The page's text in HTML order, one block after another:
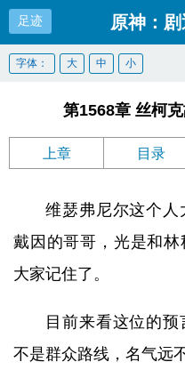
足迹 原神：
字体： 大 中 小
第1568章 丝柯克
上章 目录
维瑟弗尼尔这个
戴因的哥哥，光是和
大家记住了。
目前来看这位的
不是群众路线，名气远